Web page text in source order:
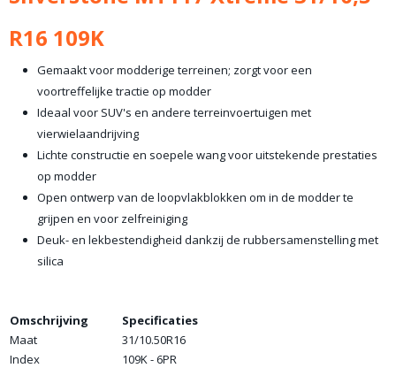
R16 109K
Gemaakt voor modderige terreinen; zorgt voor een
voortreffelijke tractie op modder
Ideaal voor SUV's en andere terreinvoertuigen met
vierwielaandrijving
Lichte constructie en soepele wang voor uitstekende prestaties
op modder
Open ontwerp van de loopvlakblokken om in de modder te
grijpen en voor zelfreiniging
Deuk- en lekbestendigheid dankzij de rubbersamenstelling met
silica
Omschrijving
Specificaties
Maat
31/10.50R16
Index
109K - 6PR